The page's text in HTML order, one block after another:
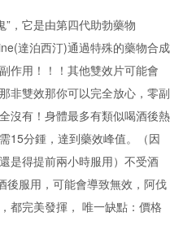
，它是由第四代助勃藥物
達泊西汀)通過特殊的藥物合成
作用！！！其他雙效片可能會
非雙效那你可以完全放心，零副
沒有！身體最多有類似喝酒後熱
15分鍾，達到藥效峰值。（因
是得提前兩小時服用）不受酒
後服用，可能會導致無效，阿伐
都完美發揮， 唯一缺點：價格